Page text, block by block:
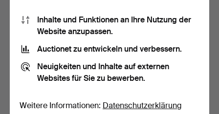
53 USD
Sie können auch inBeendete Auktionen aus unserem
suchen.
Inhalte und Funktionen an Ihre Nutzung der
Website anzupassen.
Auctionet zu entwickeln und verbessern.
Neuigkeiten und Inhalte auf externen
Websites für Sie zu bewerben.
Weitere Informationen: Datenschutzerklärung